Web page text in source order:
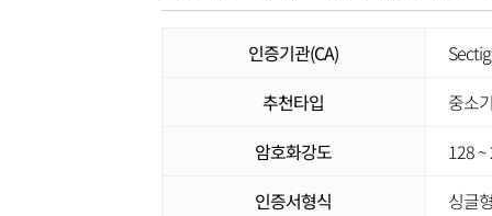
인증기관(CA)
추천타입
중소
암호화강도
128
인증서형식
싱글